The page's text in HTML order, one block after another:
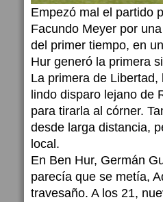
Empezó mal el partido
Facundo Meyer por
del primer tiempo, en
Hur generó la primera
La primera de
lindo disparo lejano de
para tirarla al córner.
desde larga distancia,
local.
En Ben Hur, Germán
parecía que se metía,
travesaño. A los 21,